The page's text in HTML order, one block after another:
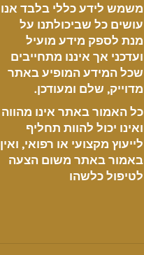
משמש לידע כללי בלבד אנו
עושים כל שביכולתנו על
מנת לספק מידע מועיל
ועדכני אך איננו מתחייבים
שכל המידע המופיע באתר
מדוייק, שלם ומעודכן.
כל האמור באתר אינו מהווה
ואינו יכול להוות תחליף
לייעוץ מקצועי או רפואי, ואין
באמור באתר משום הצעה
לטיפול כלשהו